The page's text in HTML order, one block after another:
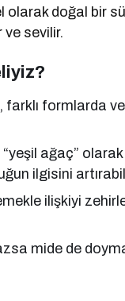
olarak doğal bir
ve sevilir.
formlarda
ağaç”
ilgisini
ilişkiyi
mide de